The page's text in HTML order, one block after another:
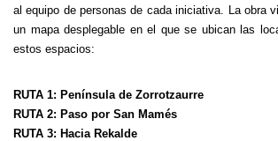
al equipo de personas de cada iniciativa. La obra
un mapa desplegable en el que se ubican las
estos espacios:
RUTA 1: Península de Zorrotzaurre
RUTA 2: Paso por San Mamés
RUTA 3: Hacia Rekalde